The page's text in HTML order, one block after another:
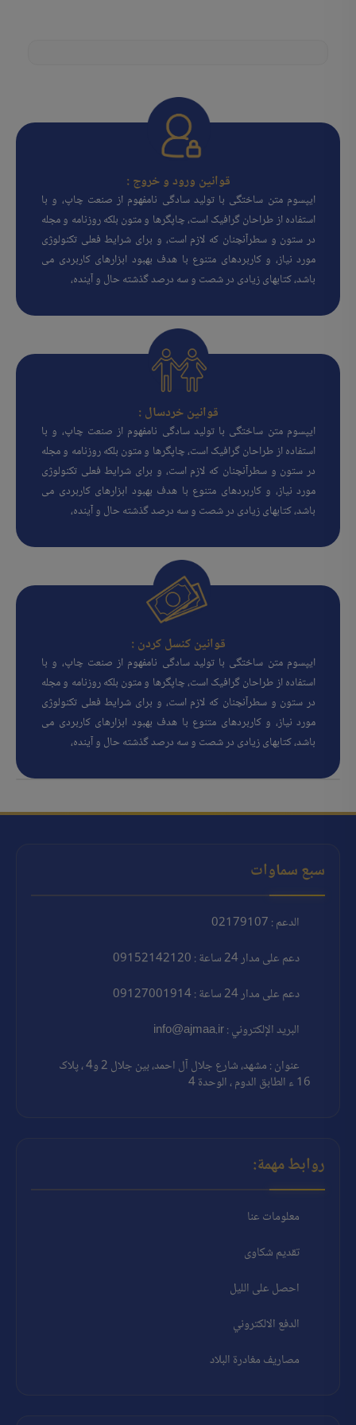
قوانین ورود و خروج :
ایپسوم متن ساختگی با تولید سادگی نامفهوم از صنعت چاپ، و با
استفاده از طراحان گرافیک است، چاپگرها و متون بلکه روزنامه و مجله
در ستون و سطرآنچنان که لازم است، و برای شرایط فعلی تکنولوژی
مورد نیاز، و کاربردهای متنوع با هدف بهبود ابزارهای کاربردی می
باشد، کتابهای زیادی در شصت و سه درصد گذشته حال و آینده،
قوانین خردسال :
ایپسوم متن ساختگی با تولید سادگی نامفهوم از صنعت چاپ، و با
استفاده از طراحان گرافیک است، چاپگرها و متون بلکه روزنامه و مجله
در ستون و سطرآنچنان که لازم است، و برای شرایط فعلی تکنولوژی
مورد نیاز، و کاربردهای متنوع با هدف بهبود ابزارهای کاربردی می
باشد، کتابهای زیادی در شصت و سه درصد گذشته حال و آینده،
قوانین کنسل کردن :
ایپسوم متن ساختگی با تولید سادگی نامفهوم از صنعت چاپ، و با
استفاده از طراحان گرافیک است، چاپگرها و متون بلکه روزنامه و مجله
در ستون و سطرآنچنان که لازم است، و برای شرایط فعلی تکنولوژی
مورد نیاز، و کاربردهای متنوع با هدف بهبود ابزارهای کاربردی می
باشد، کتابهای زیادی در شصت و سه درصد گذشته حال و آینده،
سبع سماوات
الدعم : 02179107
دعم على مدار 24 ساعة : 09152142120
دعم على مدار 24 ساعة : 09127001914
البريد الإلكتروني : info@ajmaa.ir
عنوان : مشهد، شارع جلال آل احمد، بين جلال 2 و4 ، پلاک
16 ء الطابق الدوم ، الوحدة 4
روابط مهمة:
معلومات عنا
تقديم شكاوى
احصل على الليل
الدفع الالكتروني
مصاريف مغادرة البلاد